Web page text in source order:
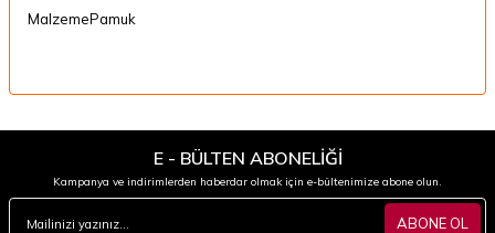
MalzemePamuk
E - BÜLTEN ABONELİĞİ
Kampanya ve indirimlerden haberdar olmak için e-bültenimize abone olun.
ABONE OL